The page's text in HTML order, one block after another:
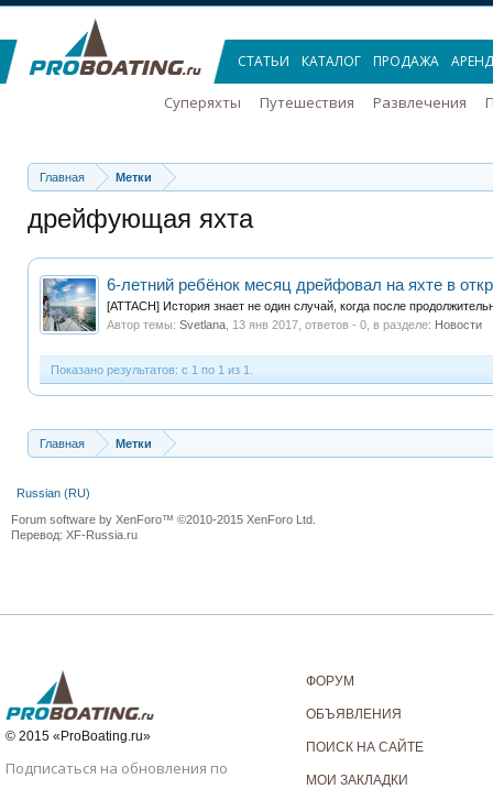
Главная Метки
дрейфующая яхта
6-летний ребёнок месяц дрейфовал на яхте в
[ATTACH] История знает не один случай, когда после
Автор темы: Svetlana 13 янв 2017 , ответов - 0, в разделе: Новости
Показано результатов: с 1 по 1 из 1.
Главная Метки
СТАТЬИ КАТАЛОГ ПРОДАЖА
Суперяхты Путешествия Развлечения
Russian (RU)
Forum software by XenForo™ ©2010-2015 XenForo Ltd.
Перевод: XF-Russia.ru
© 2015 «ProBoating.ru»
Подписаться на обновления по
ФОРУМ
ОБЪЯВЛЕНИЯ
ПОИСК НА САЙТЕ
МОИ ЗАКЛАДКИ